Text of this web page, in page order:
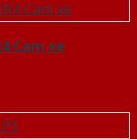
Cam xe